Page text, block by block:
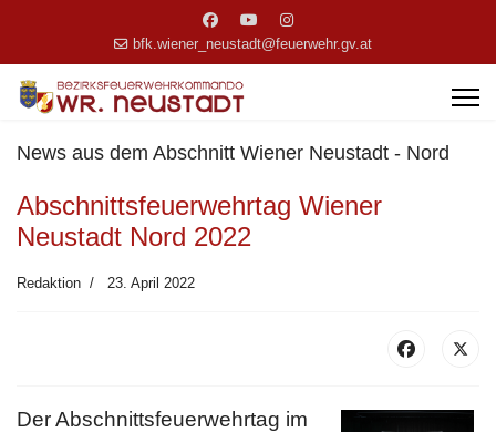
bfk.wiener_neustadt@feuerwehr.gv.at
News aus dem Abschnitt Wiener Neustadt - Nord
Abschnittsfeuerwehrtag Wiener
Neustadt Nord 2022
Redaktion 23. April 2022
Der Abschnittsfeuerwehrtag im